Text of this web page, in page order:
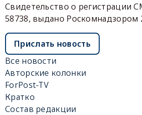
Свидетельство о регистрации
58738, выдано Роскомнадзором
Прислать новость
Все новости
Авторские колонки
ForPost-TV
Кратко
Состав редакции